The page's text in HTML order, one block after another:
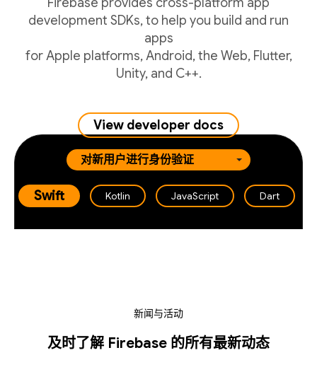
development SDKs, to help you build and run
apps
for Apple platforms, Android, the Web, Flutter,
Unity, and C++.
View developer docs
新闻与活动
及时了解 Firebase 的所有最新动态